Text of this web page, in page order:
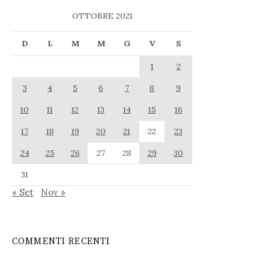
OTTOBRE 2021
D L M M G V S
1
2
3
4 5 6 7 8
9
10
11 12 13 14 15
16
17
18 19 20 21 22
23
24
25 26 27 28 29
30
31
« Set Nov »
COMMENTI RECENTI